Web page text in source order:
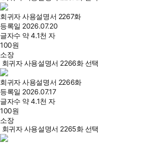
회귀자 사용설명서 2267화
등록일 2026.07.20
글자수 약 4.1천 자
100원
소장
회귀자 사용설명서 2266화 선택
회귀자 사용설명서 2266화
등록일 2026.07.17
글자수 약 4.1천 자
100원
소장
회귀자 사용설명서 2265화 선택